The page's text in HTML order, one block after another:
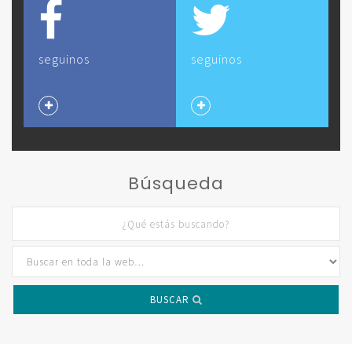
seguinos seguinos
Búsqueda
BUSCAR